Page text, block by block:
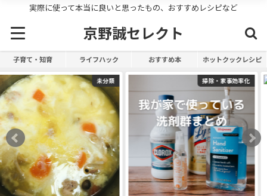
実際に使って本当に良いと思ったもの、おすすめレシピなど
京野誠セレクト
子育て・知育 ライフハック おすすめ本 ホットクックレシピ
掃除・家事効率化 未分類